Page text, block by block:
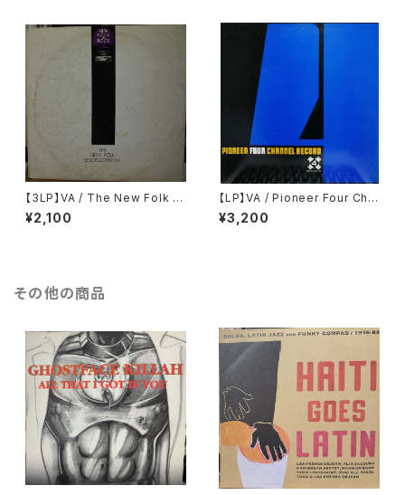
【3LP】VA / The New Folk E
ncyclopaedia = ニュー・フォ
ーク大百科事典
¥2,100
【LP】VA / Pioneer Four Cha
nnel Record
¥3,200
その他の商品